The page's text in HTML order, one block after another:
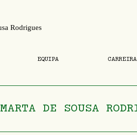
EQUIPA CARREIRA
MARTA DE SOUSA